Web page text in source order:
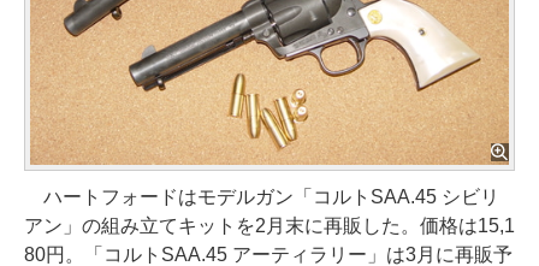
ハートフォードはモデルガン「コルトSAA.45 シビリ
アン」の組み立てキットを2月末に再販した。価格は15,1
80円。「コルトSAA.45 アーティラリー」は3月に再販予